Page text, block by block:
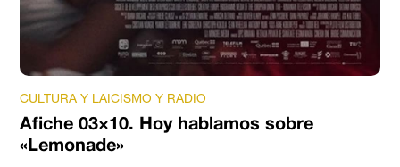
CULTURA Y LAICISMO Y RADIO
Afiche 03×10. Hoy hablamos sobre
«Lemonade»